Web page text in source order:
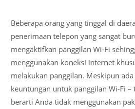
Beberapa orang yang tinggal di
penerimaan telepon yang sangat
mengaktifkan panggilan Wi-Fi
menggunakan koneksi internet
melakukan panggilan. Meskipun
keuntungan untuk panggilan Wi-Fi
berarti Anda tidak menggunakan